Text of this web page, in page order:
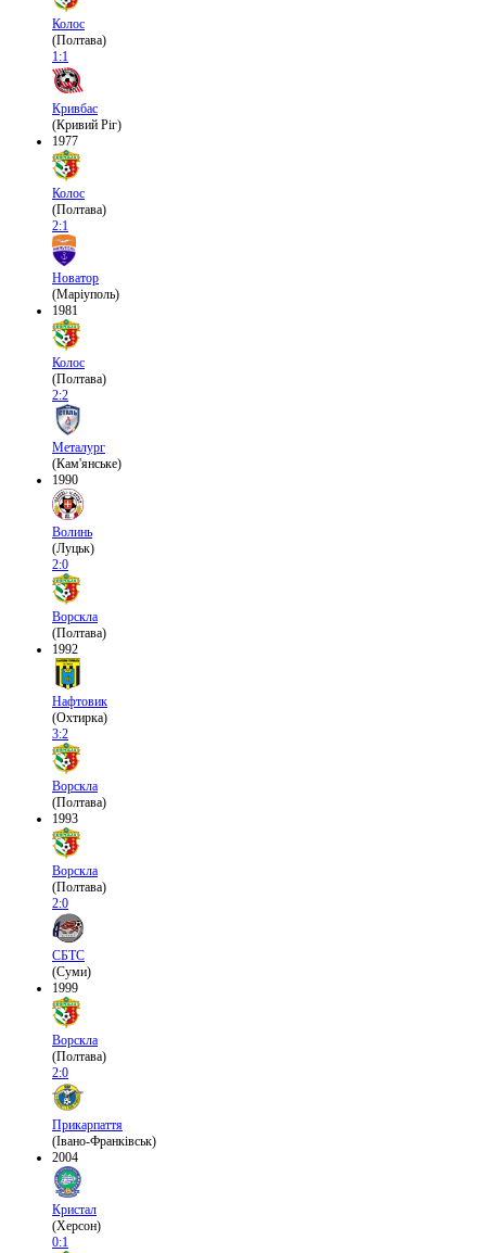
Колос
(Полтава)
1:1
Кривбас
(Кривий Ріг)
1977
Колос
(Полтава)
2:1
Новатор
(Маріуполь)
1981
Колос
(Полтава)
2:2
Металург
(Кам'янське)
1990
Волинь
(Луцьк)
2:0
Ворскла
(Полтава)
1992
Нафтовик
(Охтирка)
3:2
Ворскла
(Полтава)
1993
Ворскла
(Полтава)
2:0
СБТС
(Суми)
1999
Ворскла
(Полтава)
2:0
Прикарпаття
(Івано-Франківськ)
2004
Кристал
(Херсон)
0:1